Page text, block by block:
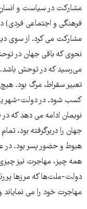
مشارکت در سیاست و
فرهنگى و اجتماعى فردى)
مشارکت مى کرد. از سوى
نحوی که باقی جهان در توحش
می‌رسید که در توحش
تعبیر سقراط، مرگ بود.
کسب شود. در دولت-شهر
نویمان ادامه مى دهد که
جهان را دربرگرفته بود،
هبوط و حضور پسر بود.
همه چیز، مهاجرت نیز
دولت-ملت‌ها که مرزها
مهاجرت خود را مى